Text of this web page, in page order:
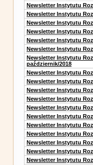
Newsletter Instytutu
Newsletter Instytutu
Newsletter Instytutu
Newsletter Instytutu
Newsletter Instytutu
Newsletter Instytutu
Newsletter Instytutu
październik/2018
Newsletter Instytutu
Newsletter Instytutu
Newsletter Instytutu
Newsletter Instytutu
Newsletter Instytutu
Newsletter Instytutu
Newsletter Instytutu
Newsletter Instytutu
Newsletter Instytutu
Newsletter Instytutu
Newsletter Instytutu